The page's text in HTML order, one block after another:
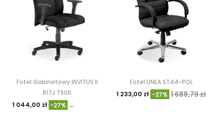
Fotel Gabinetowy INVITUS II
R17J TS06
1 044,00 zł -27% 1 430,49 zł
Fotel LINEA ST44-POL
1 233,00 zł -27% 1 688,79 zł